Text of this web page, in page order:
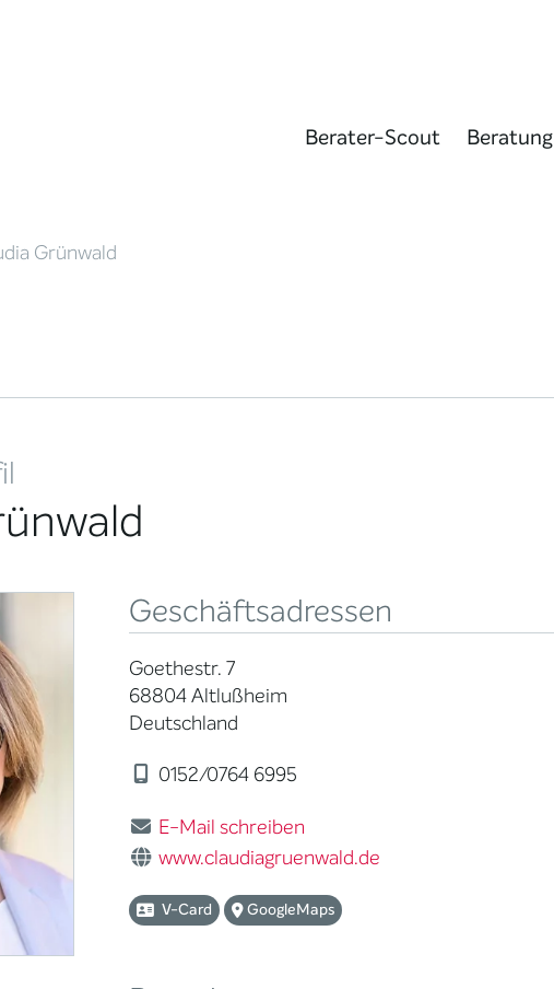
Berater-Scout Beratung
Grünwald
Geschäftsadressen
Goethestr. 7
68804 Altlußheim
Deutschland
0152/0764 6995
E-Mail schreiben
www.claudiagruenwald.de
V-Card GoogleMaps